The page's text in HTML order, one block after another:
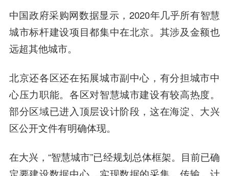
中国政府采购网数据显示，2020年几乎所有智慧
城市标杆建设项目都集中在北京。其涉及金额也
远超其他城市。
北京还各区还在拓展城市副中心 ，有分担城市中
心压力职能。各区对智慧城市建设有较高热度。
部分区域已进入顶层设计阶段，这在海淀、大兴
区公开文件有明确体现。
在大兴，“智慧城市”已经规划总体框架。目前已确
定要建设数据中心，实现数据的采集、传输、计